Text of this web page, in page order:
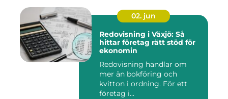
02. jun
Redovisning i Växjö: Så
hittar företag rätt stöd för
ekonomin
Redovisning handlar om
mer än bokföring och
kvitton i ordning. För ett
företag i...